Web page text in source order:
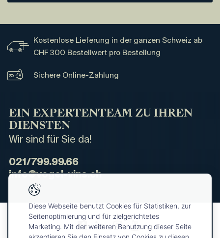
Kostenlose Lieferung in der ganzen Schweiz ab
CHF 300 Bestellwert pro Bestellung
Sichere Online-Zahlung
EIN EXPERTENTEAM ZU IHREN
DIENSTEN
Wir sind für Sie da!
021/799.99.66
info@vogel-vins.ch
Diese Webseite benutzt Cookies für Statistiken, zur
Seitenoptimierung und für zielgerichtetes
Marketing. Mit der weiteren Benutzung dieser Seite